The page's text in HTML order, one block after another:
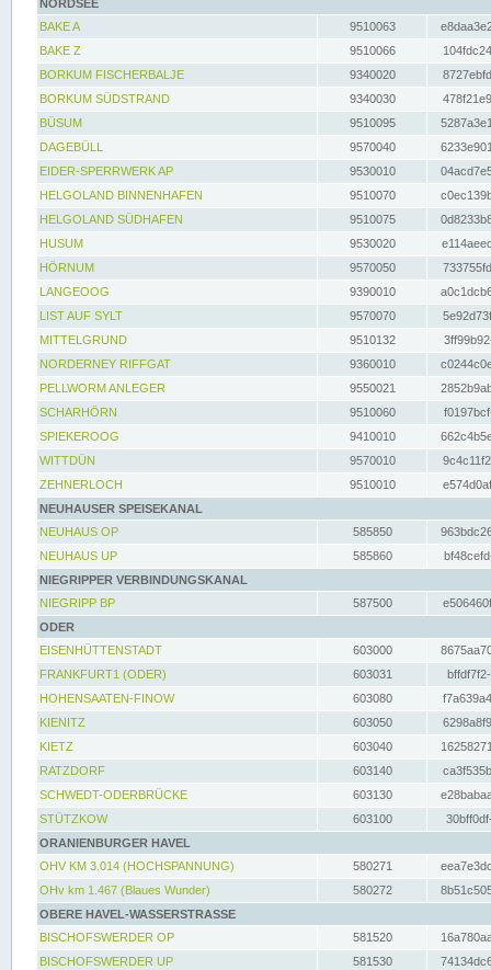
NORDSEE
BAKE A
9510063
BAKE Z
9510066
BORKUM FISCHERBALJE
9340020
BORKUM SÜDSTRAND
9340030
BÜSUM
9510095
DAGEBÜLL
9570040
EIDER-SPERRWERK AP
9530010
HELGOLAND BINNENHAFEN
9510070
HELGOLAND SÜDHAFEN
9510075
HUSUM
9530020
HÖRNUM
9570050
LANGEOOG
9390010
LIST AUF SYLT
9570070
MITTELGRUND
9510132
NORDERNEY RIFFGAT
9360010
PELLWORM ANLEGER
9550021
SCHARHÖRN
9510060
SPIEKEROOG
9410010
WITTDÜN
9570010
ZEHNERLOCH
9510010
NEUHAUSER SPEISEKANAL
NEUHAUS OP
585850
NEUHAUS UP
585860
NIEGRIPPER VERBINDUNGSKANAL
NIEGRIPP BP
587500
ODER
EISENHÜTTENSTADT
603000
FRANKFURT1 (ODER)
603031
HOHENSAATEN-FINOW
603080
KIENITZ
603050
KIETZ
603040
RATZDORF
603140
SCHWEDT-ODERBRÜCKE
603130
STÜTZKOW
603100
ORANIENBURGER HAVEL
OHV KM 3.014 (HOCHSPANNUNG)
580271
OHv km 1.467 (Blaues Wunder)
580272
OBERE HAVEL-WASSERSTRASSE
BISCHOFSWERDER OP
581520
BISCHOFSWERDER UP
581530